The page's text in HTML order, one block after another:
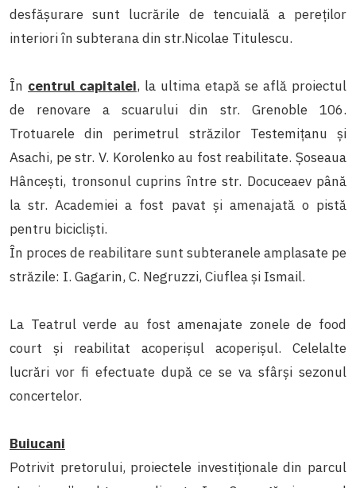
desfășurare sunt lucrările de tencuială a pereților
interiori în subterana din str.Nicolae Titulescu.
În centrul capitalei, la ultima etapă se află proiectul
de renovare a scuarului din str. Grenoble 106.
Trotuarele din perimetrul străzilor Testemițanu și
Asachi, pe str. V. Korolenko au fost reabilitate. Șoseaua
Hâncești, tronsonul cuprins între str. Docuceaev până
la str. Academiei a fost pavat și amenajată o pistă
pentru bicicliști.
În proces de reabilitare sunt subteranele amplasate pe
străzile: I. Gagarin, C. Negruzzi, Ciuflea și Ismail.
La Teatrul verde au fost amenajate zonele de food
court și reabilitat acoperișul acoperișul. Celelalte
lucrări vor fi efectuate după ce se va sfârși sezonul
concertelor.
Buiucani
Potrivit pretorului, proiectele investiționale din parcul